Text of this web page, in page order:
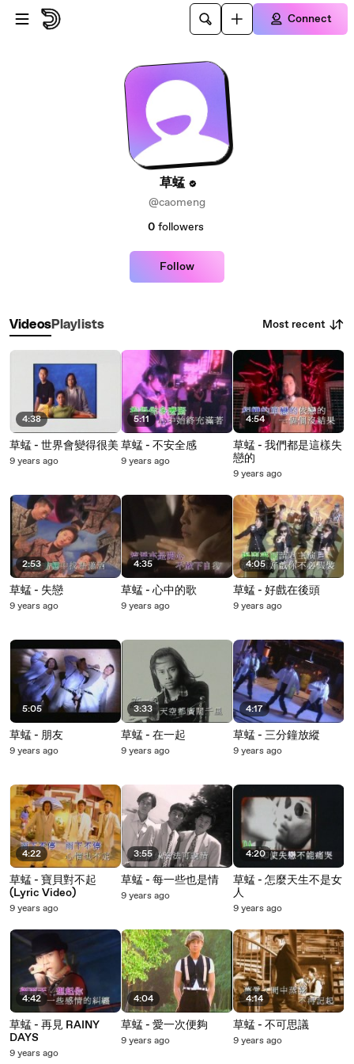
Skip to main content
Connect
草蜢
@caomeng
0 followers
Follow
VideosPlaylists Most recent
4:38
草蜢 - 世界會變得很美
9 years ago
2:53
草蜢 - 失戀
9 years ago
5:05
草蜢 - 朋友
9 years ago
4:22
草蜢 - 寶貝對不起
(Lyric Video)
9 years ago
4:42
草蜢 - 再見 RAINY
DAYS
9 years ago
5:11
草蜢 - 不安全感
9 years ago
4:35
草蜢 - 心中的歌
9 years ago
3:33
草蜢 - 在一起
9 years ago
3:55
草蜢 - 每一些也是情
9 years ago
4:04
草蜢 - 愛一次便夠
9 years ago
4:54
草蜢 - 我們都是這樣失
戀的
9 years ago
4:05
草蜢 - 好戲在後頭
9 years ago
4:17
草蜢 - 三分鐘放縱
9 years ago
4:20
草蜢 - 怎麼天生不是女
人
9 years ago
4:14
草蜢 - 不可思議
9 years ago